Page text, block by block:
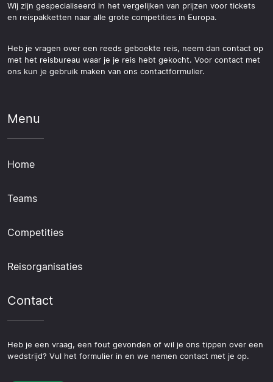
Wij zijn gespecialiseerd in het vergelijken van prijzen voor tickets
en reispakketten naar alle grote competities in Europa.
Heb je vragen over een reeds geboekte reis, neem dan contact op
met het reisbureau waar je je reis hebt gekocht. Voor contact met
ons kun je gebruik maken van ons contactformulier.
Menu
Home
Teams
Competities
Reisorganisaties
Contact
Heb je een vraag, een fout gevonden of wil je ons tippen over een
wedstrijd? Vul het formulier in en we nemen contact met je op.